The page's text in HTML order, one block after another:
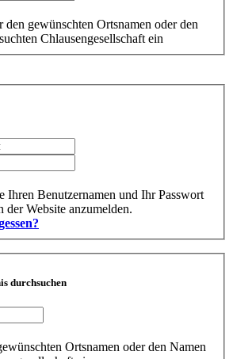
den gewünschten Ortsnamen oder den
Chlausengesellschaft ein
Ihren Benutzernamen und Ihr Passwort
der Website anzumelden.
durchsuchen
Ortsnamen oder den Namen